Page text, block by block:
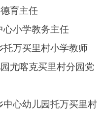
尔果勒小学党支
教师
学党支部书记
支部书记
部书记
依克萨克教育集
亚克村分园党